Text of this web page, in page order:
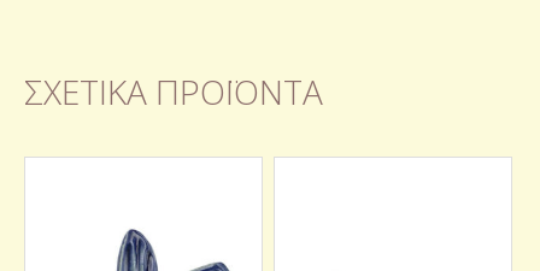
ΣΧΕΤΙΚΆ ΠΡΟΪΌΝΤΑ